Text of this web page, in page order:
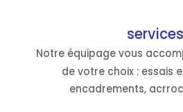
services
Notre équipage vous
de votre choix : essais
encadrements,